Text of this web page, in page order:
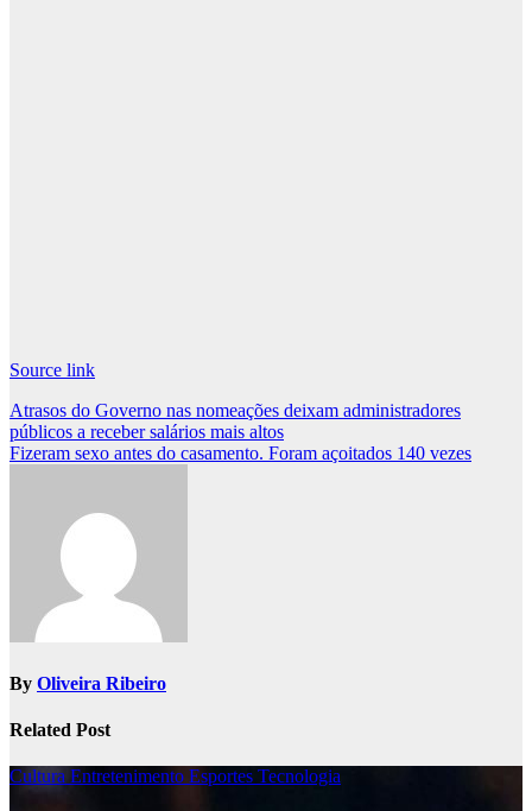
Source link
Post
navigation
Atrasos do Governo nas nomeações deixam administradores
públicos a receber salários mais altos
Fizeram sexo antes do casamento. Foram açoitados 140 vezes
By Oliveira Ribeiro
Related Post
Cultura Entretenimento Esportes Tecnologia